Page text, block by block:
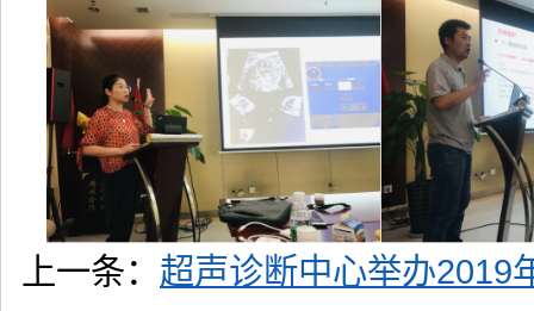
上一条： 超声诊断中心举办2019